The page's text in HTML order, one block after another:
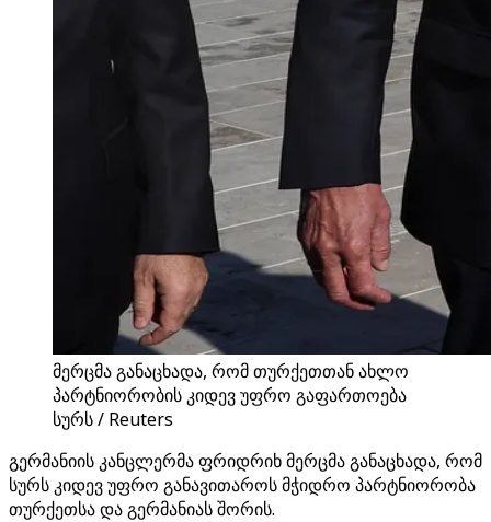
მერცმა განაცხადა, რომ თურქეთთან ახლო
პარტნიორობის კიდევ უფრო გაფართოება
სურს / Reuters
გერმანიის კანცლერმა ფრიდრიხ მერცმა განაცხადა, რომ
სურს კიდევ უფრო განავითაროს მჭიდრო პარტნიორობა
თურქეთსა და გერმანიას შორის.